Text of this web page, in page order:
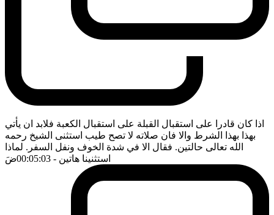
اذا كان قادرا على استقبال القبلة على استقبال الكعبة فلابد ان يأتي
بهذا بهذا الشرط والا فان صلاته لا تصح طيب استثنى الشيخ رحمه
الله تعالى حالتين. فقال الا في شدة الخوف ونفل السفر. لماذا
استثنينا هاتين - 00:05:03 ضَ